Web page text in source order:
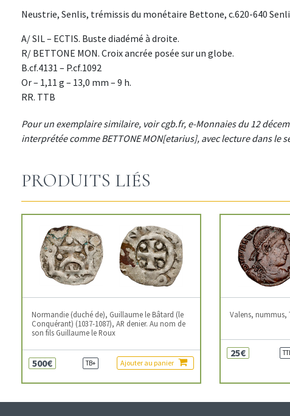
Neustrie, Senlis, trémissis du monétaire Bettone, c.620-640
A/ SIL – ECTIS. Buste diadémé à droite.
R/ BETTONE MON. Croix ancrée posée sur un globe.
B.cf.4131 – P.cf.1092
Or – 1,11 g – 13,0 mm – 9 h.
RR. TTB
Pour un exemplaire similaire, voir cgb.fr, e-Monnaies du 12
interprétée comme BETTONE MON[etarius], avec lecture dans le
PRODUITS LIÉS
Normandie (duché de), Guillaume le Bâtard (le
Conquérant) (1037-1087), AR denier. Au nom de
son fils Guillaume le Roux
500€ TB+ Ajouter au panier
Valens, nummus,
25€